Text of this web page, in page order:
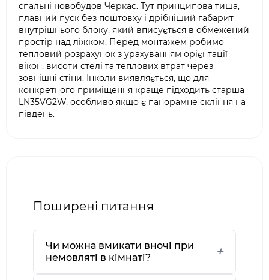
спальні новобудов Черкас. Тут принципова тиша,
плавний пуск без поштовху і дрібніший габарит
внутрішнього блоку, який вписується в обмежений
простір над ліжком. Перед монтажем робимо
тепловий розрахунок з урахуванням орієнтації
вікон, висоти стелі та теплових втрат через
зовнішні стіни. Інколи виявляється, що для
конкретного приміщення краще підходить старша
LN35VG2W, особливо якщо є панорамне скління на
південь.
Поширені питання
Чи можна вмикати вночі при
немовляті в кімнаті?